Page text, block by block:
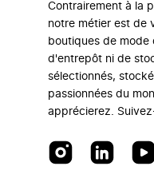
Contrairement à la
notre métier est de
boutiques de mode
d'entrepôt ni de
sélectionnés,
passionnées du
apprécierez.